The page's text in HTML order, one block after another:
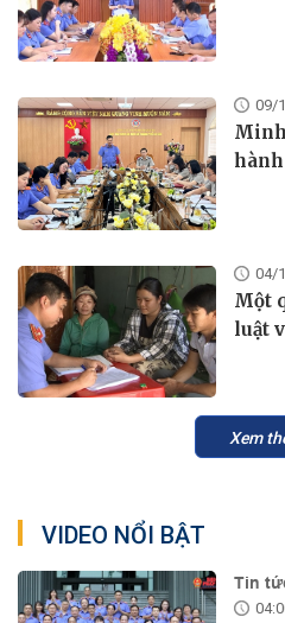
09/
hành
04/
Một
luật
Xem
VIDEO NỔI BẬT
Tin